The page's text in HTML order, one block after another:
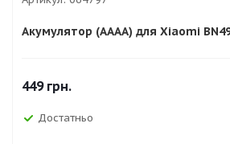
Акумулятор (AAAA) для Xiaomi
449грн.
Достатньо